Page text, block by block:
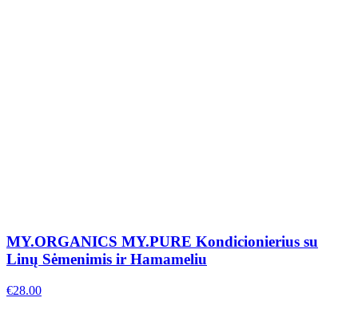
MY.ORGANICS MY.PURE Kondicionierius su
Linų Sėmenimis ir Hamameliu
€28.00